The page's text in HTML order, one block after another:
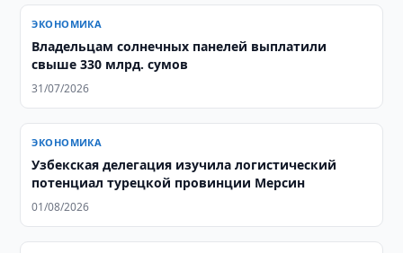
ЭКОНОМИКА
Владельцам солнечных панелей выплатили
свыше 330 млрд. сумов
31/07/2026
ЭКОНОМИКА
Узбекская делегация изучила логистический
потенциал турецкой провинции Мерсин
01/08/2026